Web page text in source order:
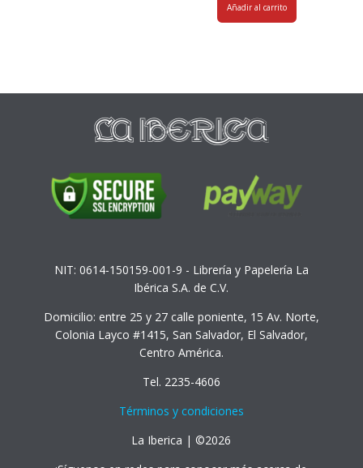
Añadir al carrito
NIT: 0614-150159-001-9 - Librería y Papelería La
Ibérica S.A. de C.V.
Domicilio: entre 25 y 27 calle poniente, 15 Av. Norte,
Colonia Layco #1415, San Salvador, El Salvador,
Centro América.
Tel. 2235-4606
Términos y condiciones
La Iberica | ©2026